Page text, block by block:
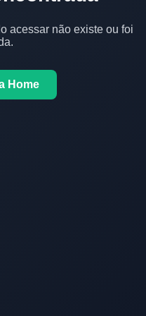
acessar não existe ou foi
Home